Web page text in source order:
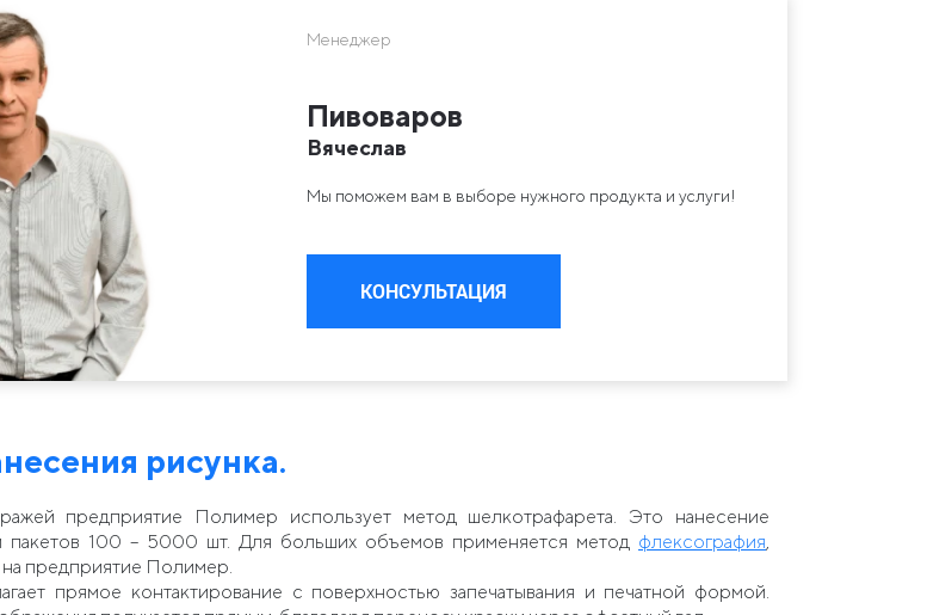
Менеджер
Пивоваров
Вячеслав
Мы поможем вам в выборе нужного продукта и услуги!
КОНСУЛЬТАЦИЯ
рисунка.
предприятие Полимер использует метод шелкотрафарета. Это нанесение
пакетов 100 – 5000 шт. Для больших объемов применяется метод флексография,
на предприятие Полимер.
прямое контактирование с поверхностью запечатывания и печатной формой.